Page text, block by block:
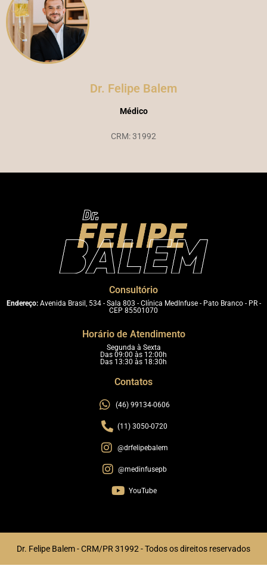
Dr. Felipe Balem
Médico
CRM: 31992
Consultório
Endereço:Avenida Brasil, 534 - Sala 803 - Clínica MedInfuse - Pato Branco - PR -
CEP 85501070
Horário de Atendimento
Segunda à Sexta
Das 09:00 às 12:00h
Das 13:30 às 18:30h
Contatos
(46) 99134-0606
(11) 3050-0720
@drfelipebalem
@medinfusepb
YouTube
Dr. Felipe Balem - CRM/PR 31992 - Todos os direitos reservados